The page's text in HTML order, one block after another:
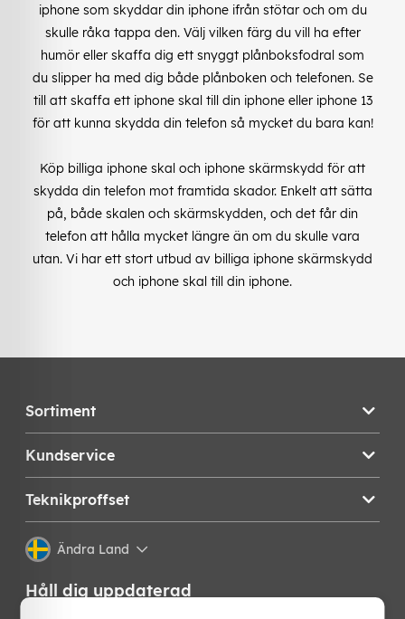
iphone som skyddar din iphone ifrån stötar och om du
skulle råka tappa den. Välj vilken färg du vill ha efter
humör eller skaffa dig ett snyggt plånboksfodral som
du slipper ha med dig både plånboken och telefonen. Se
till att skaffa ett iphone skal till din iphone eller iphone 13
för att kunna skydda din telefon så mycket du bara kan!
Köp billiga iphone skal och iphone skärmskydd för att
skydda din telefon mot framtida skador. Enkelt att sätta
på, både skalen och skärmskydden, och det får din
telefon att hålla mycket längre än om du skulle vara
utan. Vi har ett stort utbud av billiga iphone skärmskydd
och iphone skal till din iphone.
Sortiment
Kundservice
Teknikproffset
Ändra Land
Håll dig uppdaterad